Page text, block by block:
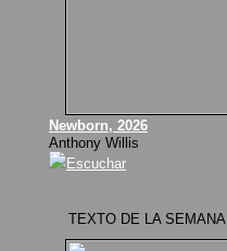
Newborn, 2026
Anthony Willis
Escuchar
TEXTO DE LA SEMANA